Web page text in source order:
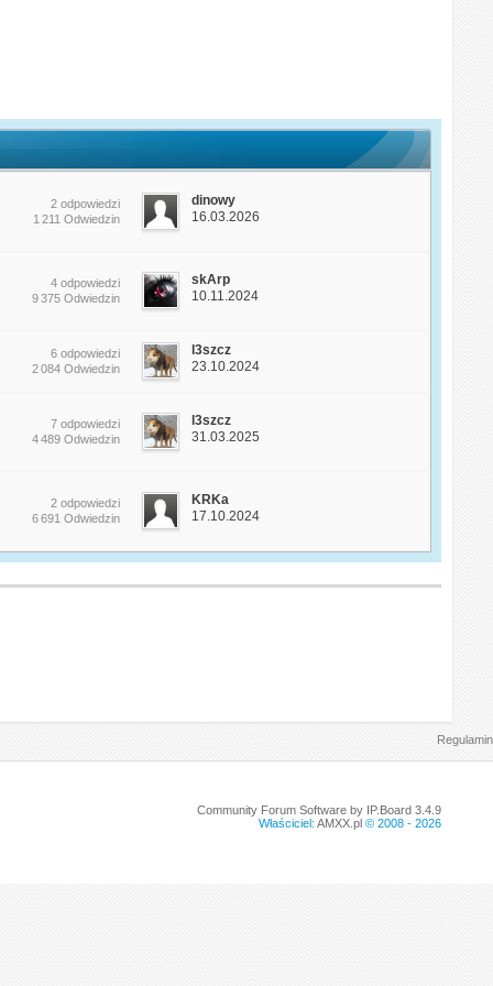
2 odpowiedzi
1 211 Odwiedzin
dinowy
16.03.2026
4 odpowiedzi
9 375 Odwiedzin
skArp
10.11.2024
6 odpowiedzi
2 084 Odwiedzin
l3szcz
23.10.2024
7 odpowiedzi
4 489 Odwiedzin
l3szcz
31.03.2025
2 odpowiedzi
6 691 Odwiedzin
KRKa
17.10.2024
Regulamin
Community Forum Software by IP.Board 3.4.9
Właściciel: AMXX.pl© 2008 - 2026